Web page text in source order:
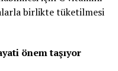
birlikte tüketilmesi
önem taşıyor